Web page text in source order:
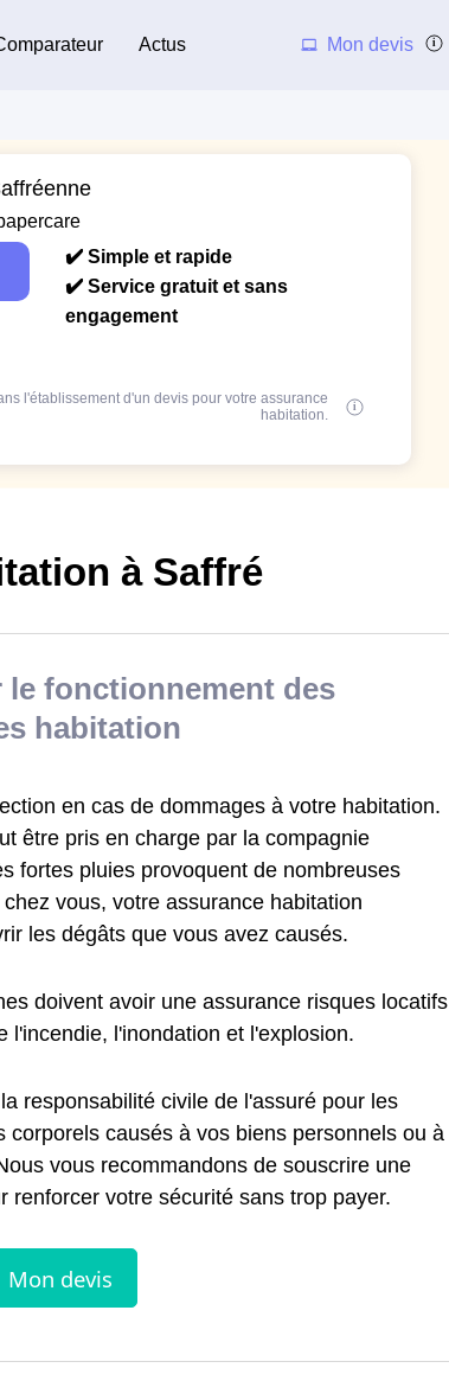
Actus Mon devis
✔️ Simple et rapide
✔️ Service gratuit et sans
engagement
l'établissement d'un devis pour votre assurance
habitation.
à Saffré
le fonctionnement des
habitation
en cas de dommages à votre habitation.
être pris en charge par la compagnie
fortes pluies provoquent de nombreuses
vous, votre assurance habitation
les dégâts que vous avez causés.
doivent avoir une assurance risques locatifs
l'incendie, l'inondation et l'explosion.
responsabilité civile de l'assuré pour les
corporels causés à vos biens personnels ou à
vous recommandons de souscrire une
renforcer votre sécurité sans trop payer.